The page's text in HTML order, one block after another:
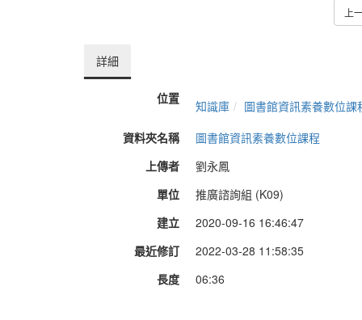
上
詳細
位置 知識庫
圖書館資訊素養數位課
資料夾名稱
圖書館資訊素養數位課程
上傳者
劉永鳳
單位
推廣諮詢組 (K09)
建立
2020-09-16 16:46:47
最近修訂
2022-03-28 11:58:35
長度
06:36